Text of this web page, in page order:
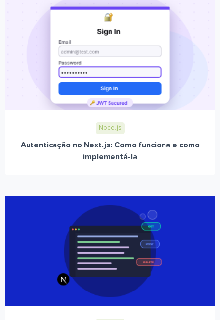
Node.js
Autenticação no Next.js: Como funciona e como
implementá-la